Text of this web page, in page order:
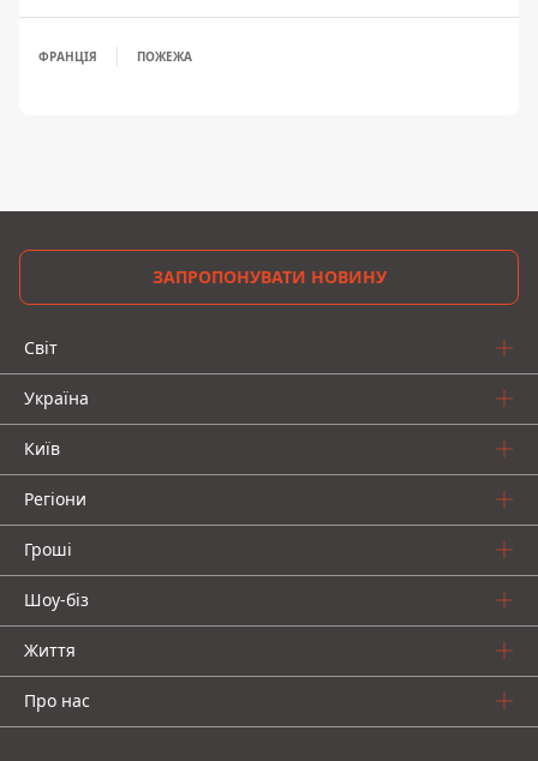
ФРАНЦІЯ ПОЖЕЖА
ЗАПРОПОНУВАТИ НОВИНУ
Світ
Україна
Київ
Регіони
Гроші
Шоу-біз
Життя
Про нас